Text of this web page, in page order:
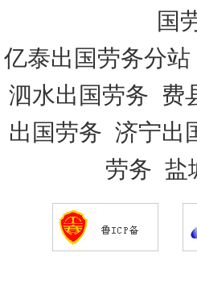
国
亿泰出国劳务分站
泗水出国劳务 费
出国劳务 济宁出
劳务 盐